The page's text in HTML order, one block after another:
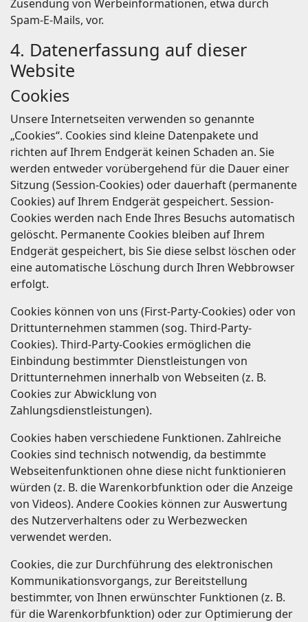
Zusendung von Werbeinformationen, etwa durch
Spam-E-Mails, vor.
4. Datenerfassung auf dieser
Website
Cookies
Unsere Internetseiten verwenden so genannte
„Cookies“. Cookies sind kleine Datenpakete und
richten auf Ihrem Endgerät keinen Schaden an. Sie
werden entweder vorübergehend für die Dauer einer
Sitzung (Session-Cookies) oder dauerhaft (permanente
Cookies) auf Ihrem Endgerät gespeichert. Session-
Cookies werden nach Ende Ihres Besuchs automatisch
gelöscht. Permanente Cookies bleiben auf Ihrem
Endgerät gespeichert, bis Sie diese selbst löschen oder
eine automatische Löschung durch Ihren Webbrowser
erfolgt.
Cookies können von uns (First-Party-Cookies) oder von
Drittunternehmen stammen (sog. Third-Party-
Cookies). Third-Party-Cookies ermöglichen die
Einbindung bestimmter Dienstleistungen von
Drittunternehmen innerhalb von Webseiten (z. B.
Cookies zur Abwicklung von
Zahlungsdienstleistungen).
Cookies haben verschiedene Funktionen. Zahlreiche
Cookies sind technisch notwendig, da bestimmte
Webseitenfunktionen ohne diese nicht funktionieren
würden (z. B. die Warenkorbfunktion oder die Anzeige
von Videos). Andere Cookies können zur Auswertung
des Nutzerverhaltens oder zu Werbezwecken
verwendet werden.
Cookies, die zur Durchführung des elektronischen
Kommunikationsvorgangs, zur Bereitstellung
bestimmter, von Ihnen erwünschter Funktionen (z. B.
für die Warenkorbfunktion) oder zur Optimierung der